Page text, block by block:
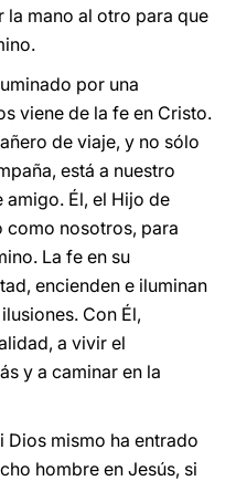
mano al otro para que
por una
viene de la fe en Cristo.
de viaje, y no sólo
está a nuestro
amigo. Él, el Hijo de
como nosotros, para
La fe en su
encienden e iluminan
Con Él,
a vivir el
y a caminar en la
Dios mismo ha entrado
hombre en Jesús, si